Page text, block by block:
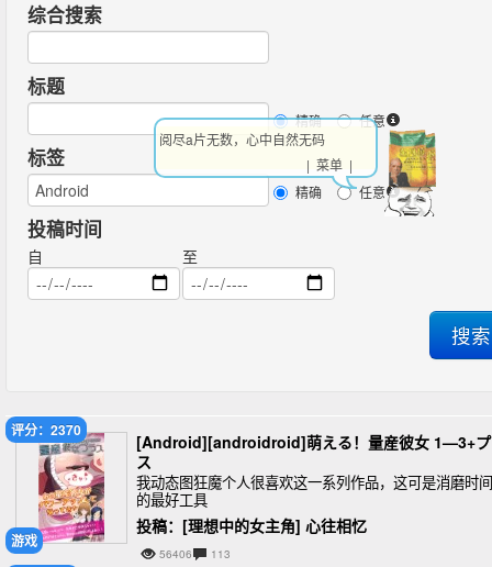
综合搜索
标题
精确 任意
标签
精确 任意
投稿时间
自 至
游戏
评分：2370
[Android][androidroid]萌える！量産彼女 1—3+
ス
我动态图狂魔个人很喜欢这一系列作品，这可是消磨时间
的最好工具
投稿：[理想中的女主角] 心往相忆
56406 113
阅尽a片无数，心中自然无码
| 菜单 |